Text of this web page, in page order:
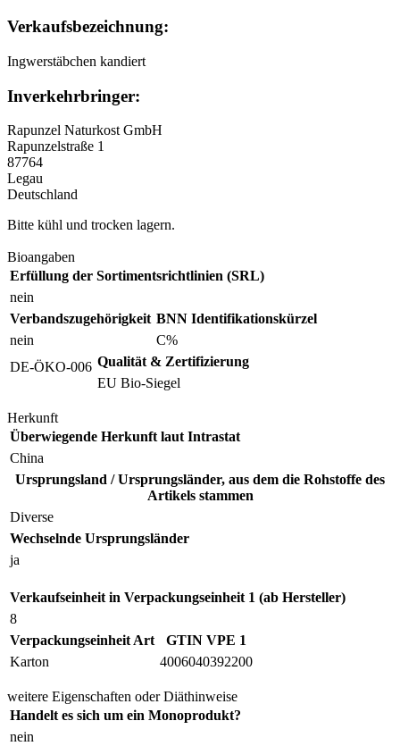
Verkaufsbezeichnung:
Ingwerstäbchen kandiert
Inverkehrbringer:
Rapunzel Naturkost GmbH
Rapunzelstraße 1
87764
Legau
Deutschland
Bitte kühl und trocken lagern.
Bioangaben
Erfüllung der Sortimentsrichtlinien (SRL)
nein
Verbandszugehörigkeit
nein
BNN Identifikationskürzel
C%
DE-ÖKO-006 Qualität & Zertifizierung
EU Bio-Siegel
Herkunft
Überwiegende Herkunft laut Intrastat
China
Ursprungsland / Ursprungsländer, aus dem die Rohstoffe des
Artikels stammen
Diverse
Wechselnde Ursprungsländer
ja
Verkaufseinheit in Verpackungseinheit 1 (ab Hersteller)
8
Verpackungseinheit Art
Karton
GTIN VPE 1
4006040392200
weitere Eigenschaften oder Diäthinweise
Handelt es sich um ein Monoprodukt?
nein